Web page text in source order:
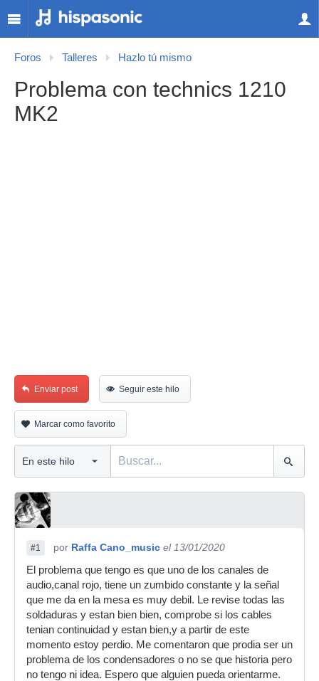
Foros Talleres Hazlo tú mismo
Problema con technics 1210
MK2
Enviar post Seguir este hilo
Marcar como favorito
#1 por Raffa Cano_music el 13/01/2020
El problema que tengo es que uno de los canales de
audio,canal rojo, tiene un zumbido constante y la señal
que me da en la mesa es muy debil. Le revise todas las
soldaduras y estan bien bien, comprobe si los cables
tenian continuidad y estan bien,y a partir de este
momento estoy perdio. Me comentaron que prodia ser un
problema de los condensadores o no se que historia pero
no tengo ni idea. Espero que alguien pueda orientarme.